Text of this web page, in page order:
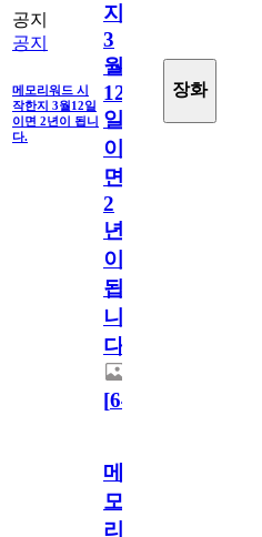
공지
공지
메모리워드 시
작한지 3월12일
이면 2년이 됩니
다.
지
3
월
12
일
이
면
2
년
이
됩
니
다.
[64
장화
메
모
리